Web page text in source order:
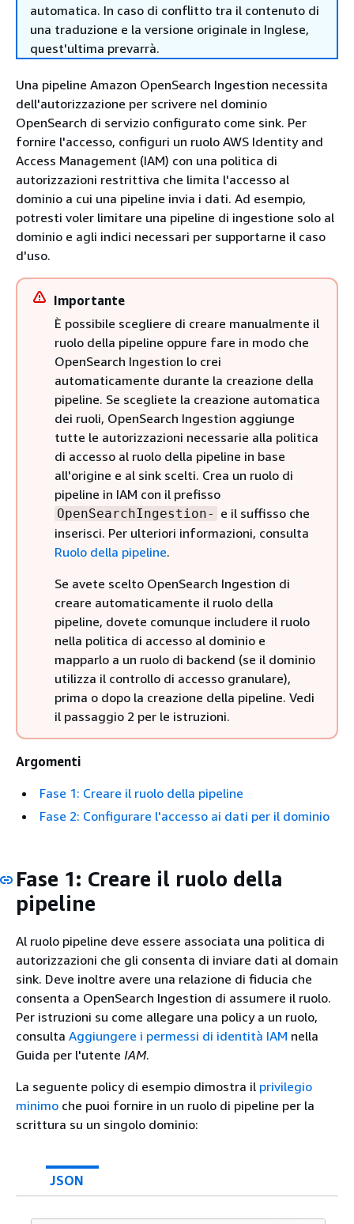
automatica. In caso di conflitto tra il contenuto di
una traduzione e la versione originale in Inglese,
quest'ultima prevarrà.
Una pipeline Amazon OpenSearch Ingestion necessita
dell'autorizzazione per scrivere nel dominio
OpenSearch di servizio configurato come sink. Per
fornire l'accesso, configuri un ruolo AWS Identity and
Access Management (IAM) con una politica di
autorizzazioni restrittiva che limita l'accesso al
dominio a cui una pipeline invia i dati. Ad esempio,
potresti voler limitare una pipeline di ingestione solo al
dominio e agli indici necessari per supportarne il caso
d'uso.
Importante
È possibile scegliere di creare manualmente il
ruolo della pipeline oppure fare in modo che
OpenSearch Ingestion lo crei
automaticamente durante la creazione della
pipeline. Se scegliete la creazione automatica
dei ruoli, OpenSearch Ingestion aggiunge
tutte le autorizzazioni necessarie alla politica
di accesso al ruolo della pipeline in base
all'origine e al sink scelti. Crea un ruolo di
pipeline in IAM con il prefisso
OpenSearchIngestion- e il suffisso che
inserisci. Per ulteriori informazioni, consulta
Ruolo della pipeline.
Se avete scelto OpenSearch Ingestion di
creare automaticamente il ruolo della
pipeline, dovete comunque includere il ruolo
nella politica di accesso al dominio e
mapparlo a un ruolo di backend (se il dominio
utilizza il controllo di accesso granulare),
prima o dopo la creazione della pipeline. Vedi
il passaggio 2 per le istruzioni.
Argomenti
Fase 1: Creare il ruolo della pipeline
Fase 2: Configurare l'accesso ai dati per il dominio
Fase 1: Creare il ruolo della
pipeline
Al ruolo pipeline deve essere associata una politica di
autorizzazioni che gli consenta di inviare dati al domain
sink. Deve inoltre avere una relazione di fiducia che
consenta a OpenSearch Ingestion di assumere il ruolo.
Per istruzioni su come allegare una policy a un ruolo,
consulta Aggiungere i permessi di identità IAM nella
Guida per l'utente IAM.
La seguente policy di esempio dimostra il privilegio
minimo che puoi fornire in un ruolo di pipeline per la
scrittura su un singolo dominio:
JSON